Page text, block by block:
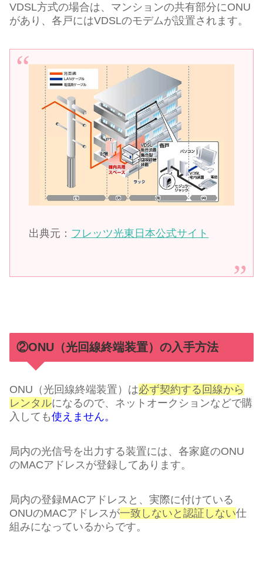
VDSL方式の場合は、マンションの共有部分にONU
があり、各戸にはVDSLのモデムが設置されます。
出典元： フレッツ光東日本公式サイト
②ONU（光回線終端装置）の入手方法
ONU（光回線終端装置）は必ず契約する回線から
レンタルになるので、ネットオークションなどで購
入しても使えません。
局内の光信号を出力する装置には、各家庭のONU
のMACアドレスが登録してあります。
局内の登録MACアドレスと、実際に付けている
ONUのMACアドレスが一致しないと認証しない仕
組みになっているからです。